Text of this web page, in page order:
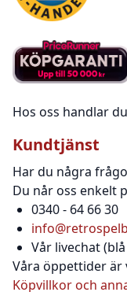
Hos oss handlar
Kundtjänst
Har du några
Du når oss enkelt
0340 - 64 66 30
Vår livechat
Våra öppettider är
Köpvillkor och